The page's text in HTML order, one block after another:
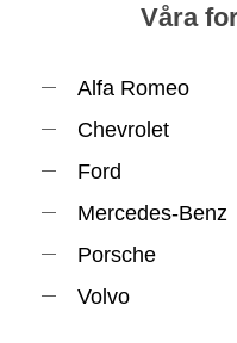
Våra
Alfa Romeo
Chevrolet
Ford
Mercedes-Benz
Porsche
Volvo